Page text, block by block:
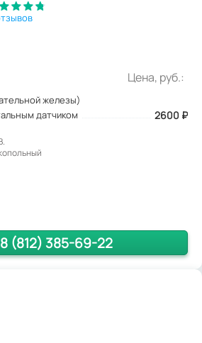
Цена, руб.:
железы)
датчиком
2600 ₽
8 (812) 385-69-22